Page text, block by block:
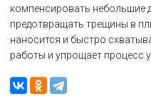
компенсировать небольшие
предотвращать трещины в
наносится и быстро
работы и упрощает процесс